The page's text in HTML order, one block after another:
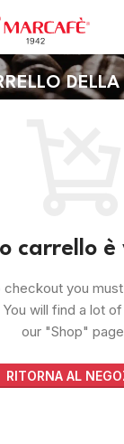
DELLA
carrello
you
will find a lot
our "Shop"
RITORNA AL